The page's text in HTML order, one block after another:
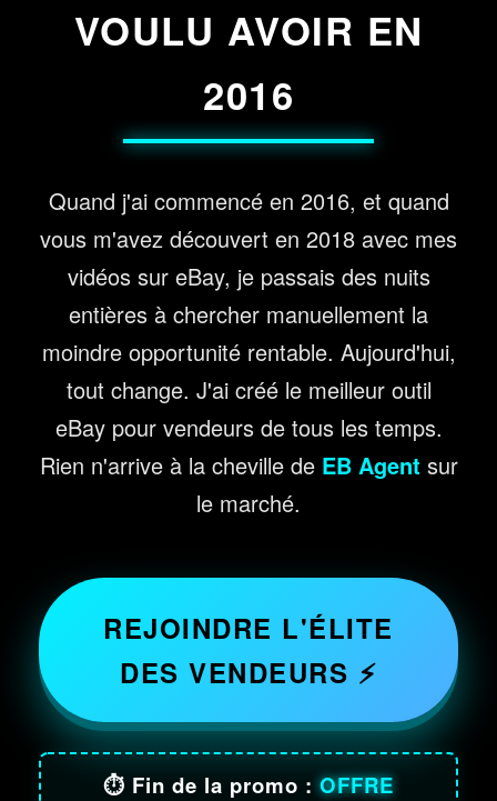
VOULU AVOIR EN
2016
Quand j'ai commencé en 2016, et quand
vous m'avez découvert en 2018 avec mes
vidéos sur eBay, je passais des nuits
entières à chercher manuellement la
moindre opportunité rentable. Aujourd'hui,
tout change. J'ai créé le meilleur outil
eBay pour vendeurs de tous les temps.
Rien n'arrive à la cheville de EB Agent sur
le marché.
REJOINDRE L'ÉLITE
DES VENDEURS ⚡
⏱️ Fin de la promo :OFFRE